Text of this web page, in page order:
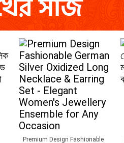
Premium Design Fashionable